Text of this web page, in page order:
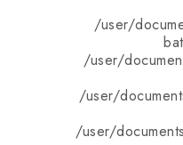
/user/
/user/
/user/
/user/